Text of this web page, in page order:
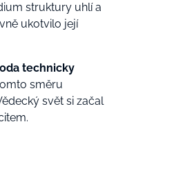
struktury uhlí a
ukotvilo její
technicky
směru
svět si začal